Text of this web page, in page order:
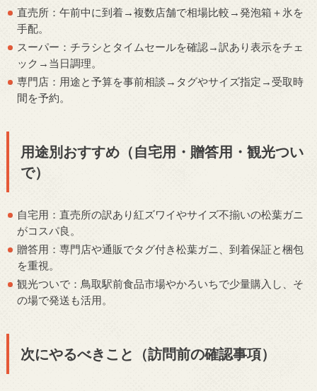
直売所：午前中に到着→複数店舗で相場比較→発泡箱＋氷を
手配。
スーパー：チラシとタイムセールを確認→訳あり表示をチェ
ック→当日調理。
専門店：用途と予算を事前相談→タグやサイズ指定→受取時
間を予約。
用途別おすすめ（自宅用・贈答用・観光つい
で）
自宅用：直売所の訳あり紅ズワイやサイズ不揃いの松葉ガニ
がコスパ良。
贈答用：専門店や通販でタグ付き松葉ガニ、到着保証と梱包
を重視。
観光ついで：鳥取駅前食品市場やかろいちで少量購入し、そ
の場で発送も活用。
次にやるべきこと（訪問前の確認事項）